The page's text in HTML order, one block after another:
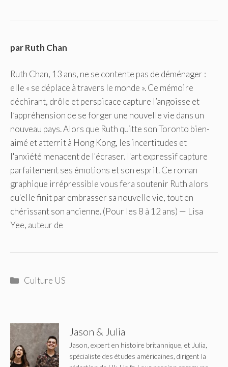
par Ruth Chan
Ruth Chan, 13 ans, ne se contente pas de déménager :
elle « se déplace à travers le monde ». Ce mémoire
déchirant, drôle et perspicace capture l’angoisse et
l’appréhension de se forger une nouvelle vie dans un
nouveau pays. Alors que Ruth quitte son Toronto bien-
aimé et atterrit à Hong Kong, les incertitudes et
l'anxiété menacent de l'écraser. l'art expressif capture
parfaitement ses émotions et son esprit. Ce roman
graphique irrépressible vous fera soutenir Ruth alors
qu'elle finit par embrasser sa nouvelle vie, tout en
chérissant son ancienne. (Pour les 8 à 12 ans) — Lisa
Yee, auteur de
Catégories
Culture US
Jason & Julia
Jason, expert en histoire britannique, et Julia,
spécialiste des études américaines, dirigent la